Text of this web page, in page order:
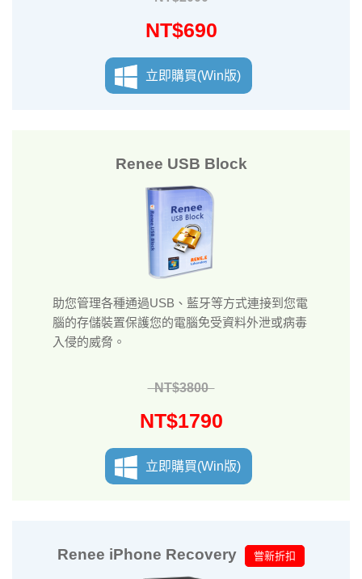
NT$690
立即購買(Win版)
Renee USB Block
助您管理各種通過USB、藍牙等方式連接到您電
腦的存儲裝置保護您的電腦免受資料外泄或病毒
入侵的威脅。
NT$3800
NT$1790
立即購買(Win版)
Renee iPhone Recovery 嘗新折扣